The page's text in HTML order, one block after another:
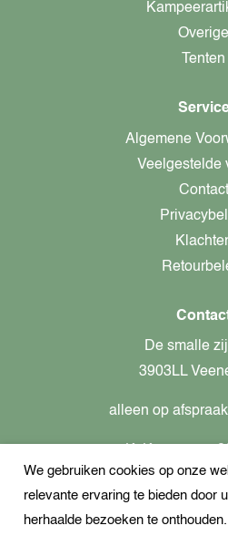
Overige
Tenten
Algemene
Veelgestelde
Contact
De smalle
3903LL
alleen op
Btw-nummer:
We gebruiken cookies op onze
relevante ervaring te bieden door
herhaalde bezoeken te